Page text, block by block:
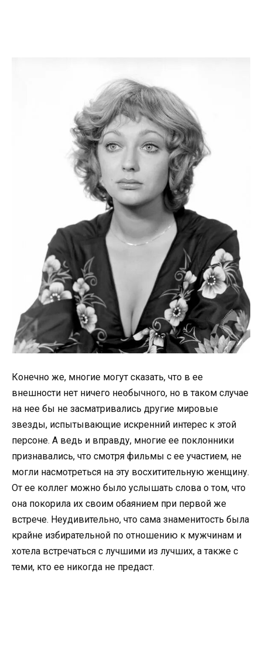
Конечно же, многие могут сказать, что в ее
внешности нет ничего необычного, но в таком случае
на нее бы не засматривались другие мировые
звезды, испытывающие искренний интерес к этой
персоне. А ведь и вправду, многие ее поклонники
признавались, что смотря фильмы с ее участием, не
могли насмотреться на эту восхитительную женщину.
От ее коллег можно было услышать слова о том, что
она покорила их своим обаянием при первой же
встрече. Неудивительно, что сама знаменитость была
крайне избирательной по отношению к мужчинам и
хотела встречаться с лучшими из лучших, а также с
теми, кто ее никогда не предаст.